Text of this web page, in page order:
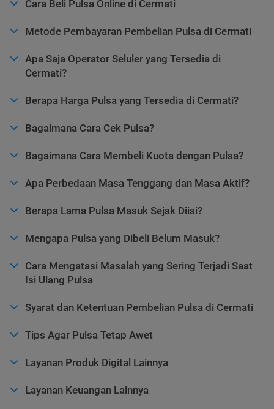
Cara Beli Pulsa Online di Cermati
Metode Pembayaran Pembelian Pulsa di Cermati
Apa Saja Operator Seluler yang Tersedia di
Cermati?
Berapa Harga Pulsa yang Tersedia di Cermati?
Bagaimana Cara Cek Pulsa?
Bagaimana Cara Membeli Kuota dengan Pulsa?
Apa Perbedaan Masa Tenggang dan Masa Aktif?
Berapa Lama Pulsa Masuk Sejak Diisi?
Mengapa Pulsa yang Dibeli Belum Masuk?
Cara Mengatasi Masalah yang Sering Terjadi Saat
Isi Ulang Pulsa
Syarat dan Ketentuan Pembelian Pulsa di Cermati
Tips Agar Pulsa Tetap Awet
Layanan Produk Digital Lainnya
Layanan Keuangan Lainnya